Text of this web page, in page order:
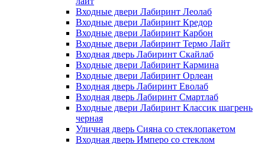
Входные двери Лабиринт Леолаб
Входные двери Лабиринт Кредор
Входные двери Лабиринт Карбон
Входные двери Лабиринт Термо Лайт
Входная дверь Лабиринт Скайлаб
Входные двери Лабиринт Кармина
Входные двери Лабиринт Орлеан
Входная дверь Лабиринт Еволаб
Входная дверь Лабиринт Смартлаб
Входные двери Лабиринт Классик шагрень
черная
Уличная дверь Сияна со стеклопакетом
Входная дверь Имперо со стеклом